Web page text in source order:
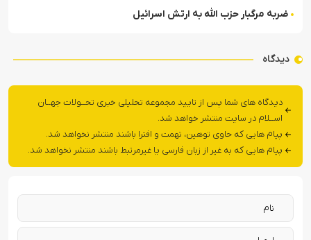
ضربه مرگبار حزب الله به ارتش اسرائیل
دیدگاه
دیدگاه های شما پس از تایید مجموعه تحلیلی خبری تحــولات جهــان
اســلام در سایت منتشر خواهد شد.
پیام هایی که حاوی توهین، تهمت و افترا باشند منتشر نخواهد شد.
پیام هایی که به غیر از زبان فارسی یا غیرمرتبط باشند منتشر نخواهد شد.